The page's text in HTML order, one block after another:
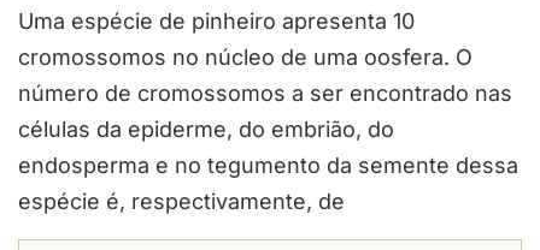
Uma espécie de pinheiro apresenta 10
cromossomos no núcleo de uma oosfera. O
número de cromossomos a ser encontrado nas
células da epiderme, do embrião, do
endosperma e no tegumento da semente dessa
espécie é, respectivamente, de